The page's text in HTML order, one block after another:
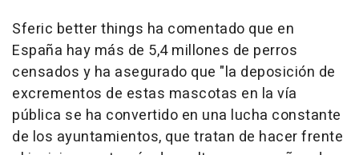
Sferic better things ha comentado que en
España hay más de 5,4 millones de perros
censados y ha asegurado que "la deposición de
excrementos de estas mascotas en la vía
pública se ha convertido en una lucha constante
de los ayuntamientos, que tratan de hacer frente